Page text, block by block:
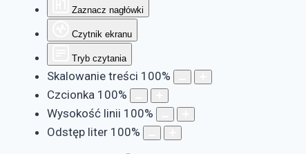
Zaznacz nagłówki
Czytnik ekranu
Tryb czytania
Skalowanie treści 100%
Czcionka 100%
Wysokość linii 100%
Odstęp liter 100%